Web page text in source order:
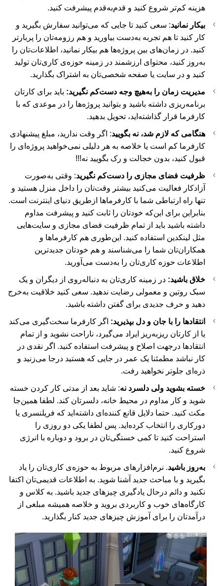
هزینه کم‌تر شروع کنید و قدم‌به‌قدم پیشرفت کنید.
بیکار نمانید: سعی کنید تا جایی که می‌توانید سفارش بگیرید و
کار کنید تا هم تجربه به‌دست بیاورید و هم رزومه‌تان را پربارتر
کنید. در زمان‌های بین پروژه‌ها هم بیکار نمانید، اطلاعات‌تان را
به‌روز کنید، محتوای ارزشمند در زمینه حوزه‌ی کاری‌تان تولید
کنید و در سایت یا صفحه شخصی‌تان به اشتراک بگذارید.
مدیریت زمان را به‌هیچ وجه دست‌کم نگیرید: باید برای کارتان
برنامه‌ریزی داشته باشید و بتوانید پروژه‌ها را در موعدی که با
کارفرما قرار گذاشته‌اید، تحویل بدهید.
هنگامی که لازم شد، نه بگویید: اگر وقت ندارید، مبلغ پیشنهادی
کارفرما کم است یا خلاصه به هر دلیلی نمی‌خواهید پروژه‌ای را
قبول کنید، بدون خجالت و رک بگویید نه!!!
ظرفیت فضای مجازی را دست‌کم نگیرید: وقتی به‌صورت
آزادکار فعالیت می‌کنید بیشتر وقت‌تان را داخل منزل هستید و
تنها راه ارتباطی شما با کارفرماها ازطریق دنیای اینترنت است.
بنابراین برای این‌که خودتان را ثابت کنید و پیشرفت مداوم
داشته باشید باید از تمام ظرفیت فضای مجازی و سایت‌هایی
مثل لینکدین استفاده کنید. این‌طوری هم کارفرماها و
همکاران‌تان شما را می‌شناسند و هم خودتان جدیدترین
اطلاعات حوزه کاری‌تان را به‌دست می‌آورید.
خلاق باشید: در زمینه کاری‌تان به دنباله‌روی از دیگران و یک
سبک روتین و معمولی رضایت ندهید. سعی کنید خلاقیت به‌خرج
دهید و حرف جدیدی برای گفتن داشته باشید.
انتقادها را با جان و دل بپذیرید: اگر کارفرما سخت‌گیری می‌کند
یا از کارتان ریزبه‌ریز ایراد می‌گیرد، ناراحت نشوید و از تمام
انتقادها درجهت اصلاح و پیشرفت استفاده کنید. اگر نقدی در
کار نباشد مطمئنا یک عمر در جایی که هستید درجا می‌زنید و
ذره‌ای جلوتر نخواهید رفت.
خسته بشوید ولی دلسرد نه: شاید بعد از مدتی کار کردن خسته
شوید و کار مداوم در محیط خانه، دلسرتان کند. لطفا همین‌جا
مکث کنید. حتما دلایل قانع کننده‌ای داشته‌اید که فریلنسری یا
دورکاری را انتخاب کرده‌اید. پس لطفا یکی دو روزی را
استراحت کنید تا کمی خستگی‌تان در برود و دوباره با انرژی
شروع کنید.
به‌روز باشید. نرم‌افزارهای مربوط به حوزه‌ی کاری‌تان را یاد
بگیرید و با مباحث جدید آشنا شوید. به اطلاعات قدیمی‌تان اکتفا
نکنید و دائم درحال یادگیری چیزهای جدید باشید. به کلاس و
کارگاه‌های خوب و کاربردی بروید و خلاصه همیشه مبلغی از
درآمدتان را برای آموزش چیزهای جدید کنار بگذارید.